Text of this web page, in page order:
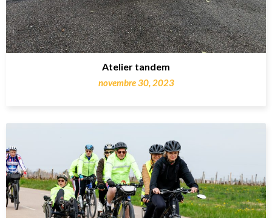
Atelier tandem
novembre 30, 2023